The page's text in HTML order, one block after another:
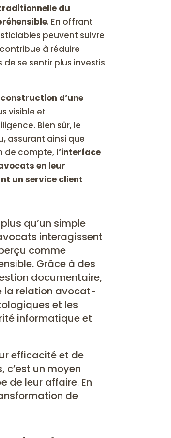
du
. En offrant
peuvent suivre
à réduire
de se sentir plus investis
d’une
visible et
Bien sûr, le
assurant ainsi que
de compte, l’interface
en leur
un service client
qu’un simple
interagissent
comme
Grâce à des
documentaire,
la relation avocat-
et les
informatique et
efficacité et de
c’est un moyen
de leur affaire. En
de